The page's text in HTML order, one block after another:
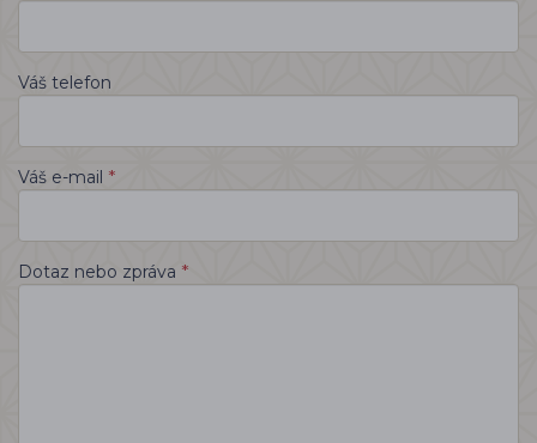
Váš telefon
Váš e-mail *
Dotaz nebo zpráva *